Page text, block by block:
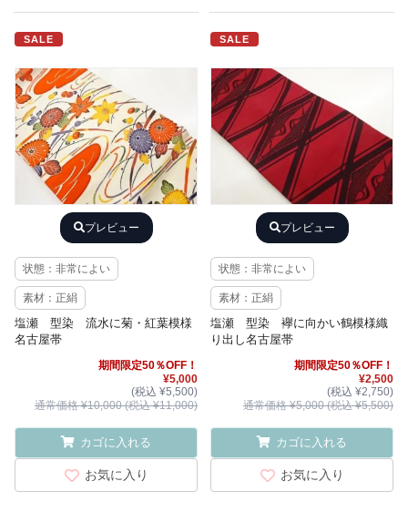
SALE
プレビュー
状態：非常によい
素材：正絹
塩瀬 型染 流水に菊・紅葉模様
名古屋帯
期間限定50％OFF！
¥5,000
(税込 ¥5,500)
通常価格 ¥10,000 (税込 ¥11,000)
カゴに入れる
お気に入り
SALE
プレビュー
状態：非常によい
素材：正絹
塩瀬 型染 襷に向かい鶴模様織
り出し名古屋帯
期間限定50％OFF！
¥2,500
(税込 ¥2,750)
通常価格 ¥5,000 (税込 ¥5,500)
カゴに入れる
お気に入り